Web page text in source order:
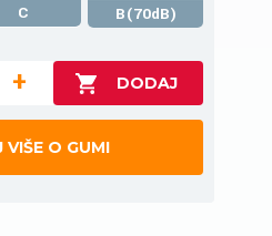
C
B(70dB)
+
VIŠE O GUMI